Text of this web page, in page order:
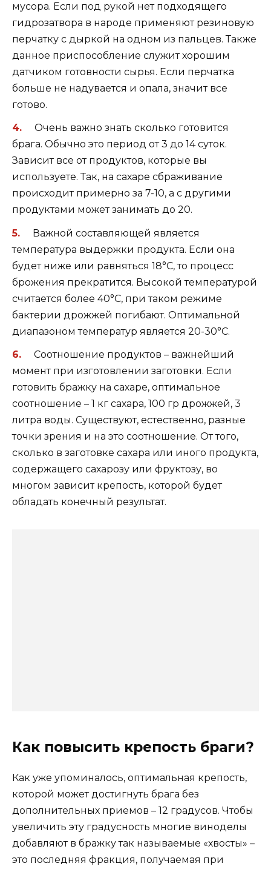
мусора. Если под рукой нет подходящего
гидрозатвора в народе применяют резиновую
перчатку с дыркой на одном из пальцев. Также
данное приспособление служит хорошим
датчиком готовности сырья. Если перчатка
больше не надувается и опала, значит все
готово.
Очень важно знать сколько готовится
брага. Обычно это период от 3 до 14 суток.
Зависит все от продуктов, которые вы
используете. Так, на сахаре сбраживание
происходит примерно за 7-10, а с другими
продуктами может занимать до 20.
Важной составляющей является
температура выдержки продукта. Если она
будет ниже или равняться 18°С, то процесс
брожения прекратится. Высокой температурой
считается более 40°С, при таком режиме
бактерии дрожжей погибают. Оптимальной
диапазоном температур является 20-30°С.
Соотношение продуктов – важнейший
момент при изготовлении заготовки. Если
готовить бражку на сахаре, оптимальное
соотношение – 1 кг сахара, 100 гр дрожжей, 3
литра воды. Существуют, естественно, разные
точки зрения и на это соотношение. От того,
сколько в заготовке сахара или иного продукта,
содержащего сахарозу или фруктозу, во
многом зависит крепость, которой будет
обладать конечный результат.
Как повысить крепость браги?
Как уже упоминалось, оптимальная крепость,
которой может достигнуть брага без
дополнительных приемов – 12 градусов. Чтобы
увеличить эту градусность многие виноделы
добавляют в бражку так называемые «хвосты» –
это последняя фракция, получаемая при